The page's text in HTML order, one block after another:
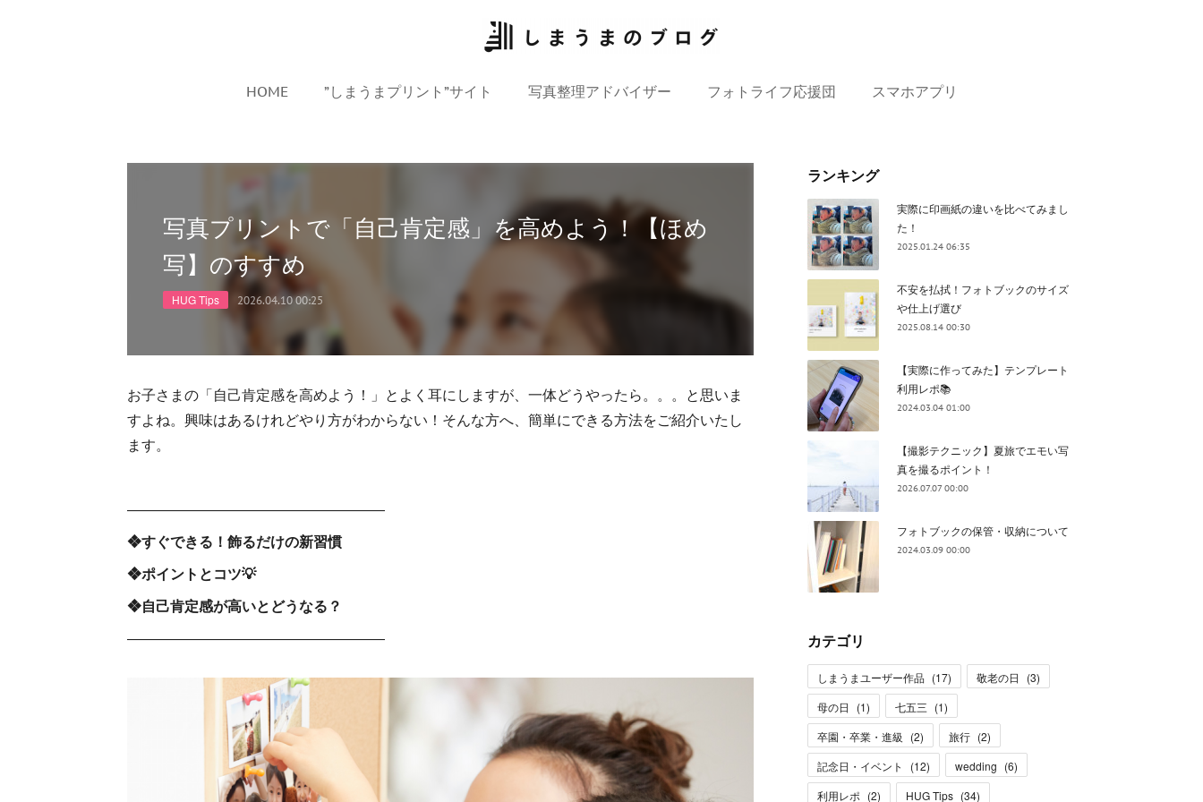
HOME ”しまうまプリント”サイト 写真整理アドバイザー フォトライフ応援団 スマホアプリ
写真プリントで「自己肯定感」を高めよう！【ほめ
写】のすすめ
HUG Tips 2026.04.10 00:25
お子さまの「自己肯定感を高めよう！」とよく耳にしますが、一体どうやったら。。。と思いま
すよね。興味はあるけれどやり方がわからない！そんな方へ、簡単にできる方法をご紹介いたし
ます。
――――――――――――――――――
❖すぐできる！飾るだけの新習慣
❖ポイントとコツ💡
❖自己肯定感が高いとどうなる？
――――――――――――――――――
ランキング
実際に印画紙の違いを比べてみまし
た！
2025.01.24 06:35
不安を払拭！フォトブックのサイズ
や仕上げ選び
2025.08.14 00:30
【実際に作ってみた】テンプレート
利用レポ📚
2024.03.04 01:00
【撮影テクニック】夏旅でエモい写
真を撮るポイント！
2026.07.07 00:00
フォトブックの保管・収納について
2024.03.09 00:00
カテゴリ
しまうまユーザー作品 (17) 敬老の日 (3)
母の日
(1) 七五三 (1)
卒園・卒業・進級 (2) 旅行 (2)
記念日・イベント
(12) wedding (6)
利用レポ (2) HUG Tips (34)